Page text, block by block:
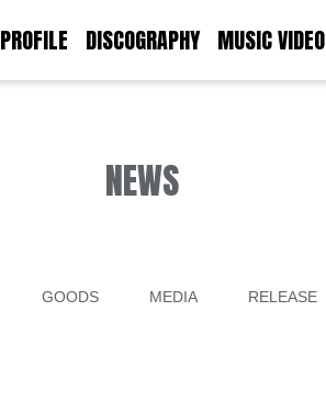
PROFILE DISCOGRAPHY MUSIC VIDEO
NEWS
GOODS MEDIA RELEASE